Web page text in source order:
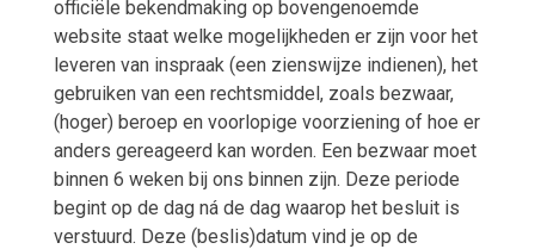
officiële bekendmaking op bovengenoemde
website staat welke mogelijkheden er zijn voor het
leveren van inspraak (een zienswijze indienen), het
gebruiken van een rechtsmiddel, zoals bezwaar,
(hoger) beroep en voorlopige voorziening of hoe er
anders gereageerd kan worden. Een bezwaar moet
binnen 6 weken bij ons binnen zijn. Deze periode
begint op de dag ná de dag waarop het besluit is
verstuurd. Deze (beslis)datum vind je op de